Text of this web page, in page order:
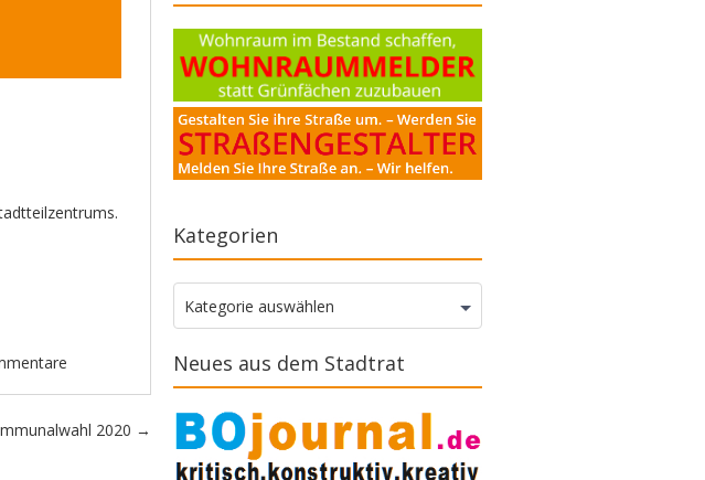
2020 →
Kategorien
Kategorien
Kategorie auswählen
Neues aus dem Stadtrat